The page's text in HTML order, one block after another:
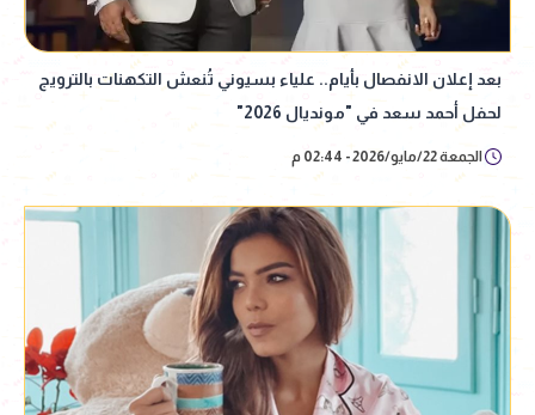
بعد إعلان الانفصال بأيام.. علياء بسيوني تُنعش التكهنات بالترويج
لحفل أحمد سعد في "مونديال 2026"
الجمعة 22/مايو/2026 - 02:44 م